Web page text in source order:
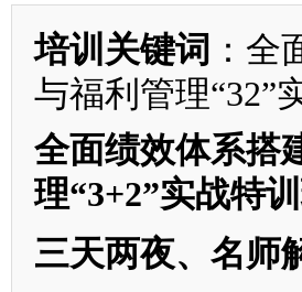
培训关键词 ：
与福利管理“32”
全面绩效体系搭
理“3+2”实战特
三天两夜、名师